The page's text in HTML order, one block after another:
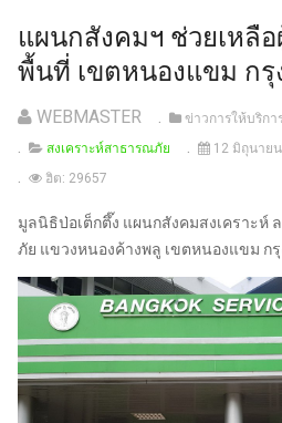
แผนกสังคมฯ ช่วยเหลื
พื้นที่ เขตหนองแขม กรุ
WEBMASTER
ข่าวการให้บริกา
สงเคราะห์สาธารณภัย
12 มิถุนาย
ฮิต: 29657
มูลนิธิป่อเต็กตึ๊ง แผนกสังคมสงเคราะห์
ภัย แขวงหนองค้างพลู เขตหนองแขม กรุ